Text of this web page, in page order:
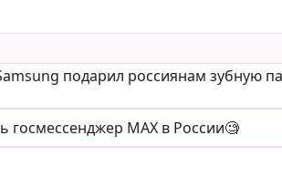
подарил россиянам зубную
госмессенджер MAX в России🧐